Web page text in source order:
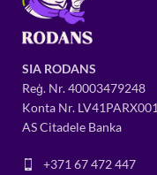
SIA RODANS
Reģ. Nr.40003479248
Konta Nr.
AS Citadele Banka
+371 67 472 447